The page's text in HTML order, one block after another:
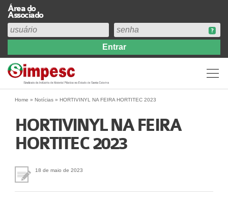
Área do
Associado
Institucional
Perfil
Diretoria
Abrangência
Contribuição Sindical 2026
Prestação de Contas
Central de Comunicação
Home » Notícias » HORTIVINYL NA FEIRA HORTITEC 2023
HORTIVINYL NA FEIRA
HORTITEC 2023
18 de maio de 2023